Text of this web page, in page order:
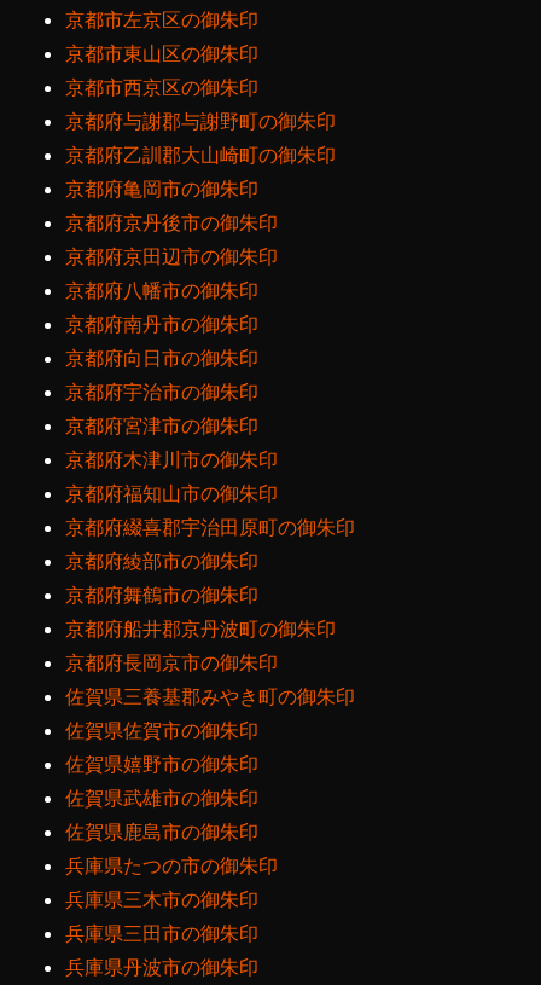
京都市左京区の御朱印
京都市東山区の御朱印
京都市西京区の御朱印
京都府与謝郡与謝野町の御朱印
京都府乙訓郡大山崎町の御朱印
京都府亀岡市の御朱印
京都府京丹後市の御朱印
京都府京田辺市の御朱印
京都府八幡市の御朱印
京都府南丹市の御朱印
京都府向日市の御朱印
京都府宇治市の御朱印
京都府宮津市の御朱印
京都府木津川市の御朱印
京都府福知山市の御朱印
京都府綴喜郡宇治田原町の御朱印
京都府綾部市の御朱印
京都府舞鶴市の御朱印
京都府船井郡京丹波町の御朱印
京都府長岡京市の御朱印
佐賀県三養基郡みやき町の御朱印
佐賀県佐賀市の御朱印
佐賀県嬉野市の御朱印
佐賀県武雄市の御朱印
佐賀県鹿島市の御朱印
兵庫県たつの市の御朱印
兵庫県三木市の御朱印
兵庫県三田市の御朱印
兵庫県丹波市の御朱印